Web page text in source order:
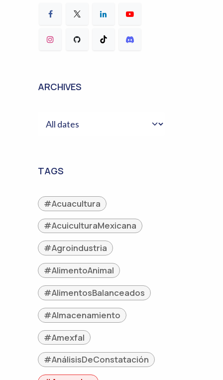
ARCHIVES
TAGS
#Acuacultura
#AcuiculturaMexicana
#Agroindustria
#AlimentoAnimal
#AlimentosBalanceados
#Almacenamiento
#Amexfal
#AnálisisDeConstatación